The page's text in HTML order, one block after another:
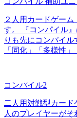
２人用カードゲー
す。 『コンパイル
りも先にコンパイ
「同化」「多様性
コンパイル2
二人用対戦型カー
人のプレイヤーが